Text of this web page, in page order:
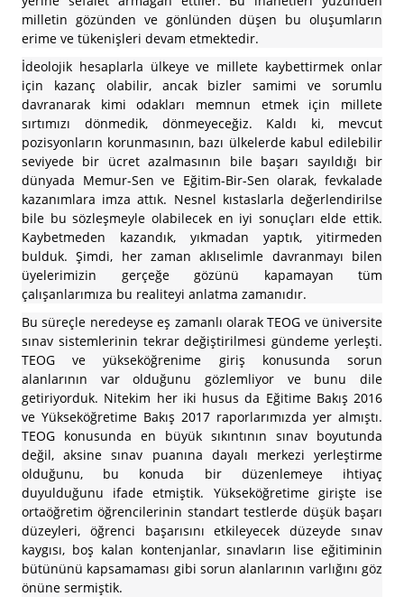
milletin gözünden ve gönlünden düşen bu oluşumların
erime ve tükenişleri devam etmektedir.
İdeolojik hesaplarla ülkeye ve millete kaybettirmek onlar
için kazanç olabilir, ancak bizler samimi ve sorumlu
davranarak kimi odakları memnun etmek için millete
sırtımızı dönmedik, dönmeyeceğiz. Kaldı ki, mevcut
pozisyonların korunmasının, bazı ülkelerde kabul edilebilir
seviyede bir ücret azalmasının bile başarı sayıldığı bir
dünyada Memur-Sen ve Eğitim-Bir-Sen olarak, fevkalade
kazanımlara imza attık. Nesnel kıstaslarla değerlendirilse
bile bu sözleşmeyle olabilecek en iyi sonuçları elde ettik.
Kaybetmeden kazandık, yıkmadan yaptık, yitirmeden
bulduk. Şimdi, her zaman aklıselimle davranmayı bilen
üyelerimizin gerçeğe gözünü kapamayan tüm
çalışanlarımıza bu realiteyi anlatma zamanıdır.
Bu süreçle neredeyse eş zamanlı olarak TEOG ve üniversite
sınav sistemlerinin tekrar değiştirilmesi gündeme yerleşti.
TEOG ve yükseköğrenime giriş konusunda sorun
alanlarının var olduğunu gözlemliyor ve bunu dile
getiriyorduk. Nitekim her iki husus da Eğitime Bakış 2016
ve Yükseköğretime Bakış 2017 raporlarımızda yer almıştı.
TEOG konusunda en büyük sıkıntının sınav boyutunda
değil, aksine sınav puanına dayalı merkezi yerleştirme
olduğunu, bu konuda bir düzenlemeye ihtiyaç
duyulduğunu ifade etmiştik. Yükseköğretime girişte ise
ortaöğretim öğrencilerinin standart testlerde düşük başarı
düzeyleri, öğrenci başarısını etkileyecek düzeyde sınav
kaygısı, boş kalan kontenjanlar, sınavların lise eğitiminin
bütününü kapsamaması gibi sorun alanlarının varlığını göz
önüne sermiştik.